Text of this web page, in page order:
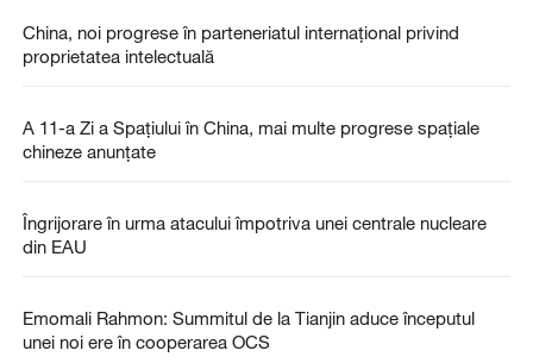
China, noi progrese în parteneriatul internațional privind
proprietatea intelectuală
A 11-a Zi a Spațiului în China, mai multe progrese spațiale
chineze anunțate
Îngrijorare în urma atacului împotriva unei centrale nucleare
din EAU
Emomali Rahmon: Summitul de la Tianjin aduce începutul
unei noi ere în cooperarea OCS